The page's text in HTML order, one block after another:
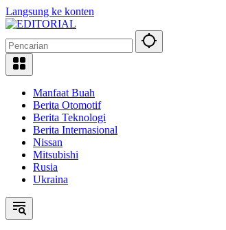
Langsung ke konten
Manfaat Buah
Berita Otomotif
Berita Teknologi
Berita Internasional
Nissan
Mitsubishi
Rusia
Ukraina